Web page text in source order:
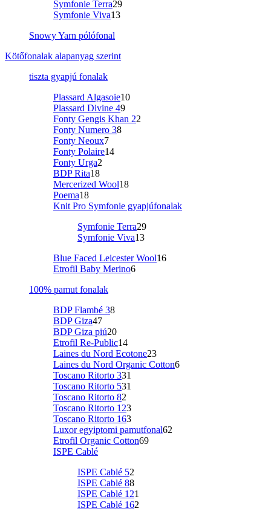
Symfonie Terra29
Symfonie Viva13
Snowy Yarn pólófonal
Kötőfonalak alapanyag szerint
tiszta gyapjú fonalak
Plassard Algasoie10
Plassard Divine 49
Fonty Gengis Khan 22
Fonty Numero 38
Fonty Neoux7
Fonty Polaire14
Fonty Urga2
BDP Rita18
Mercerized Wool18
Poema18
Knit Pro Symfonie gyapjúfonalak
Symfonie Terra29
Symfonie Viva13
Blue Faced Leicester Wool16
Etrofil Baby Merino6
100% pamut fonalak
BDP Flambé 38
BDP Giza47
BDP Giza piú20
Etrofil Re-Public14
Laines du Nord Ecotone23
Laines du Nord Organic Cotton6
Toscano Ritorto 331
Toscano Ritorto 531
Toscano Ritorto 82
Toscano Ritorto 123
Toscano Ritorto 163
Luxor egyiptomi pamutfonal62
Etrofil Organic Cotton69
ISPE Cablé
ISPE Cablé 52
ISPE Cablé 88
ISPE Cablé 121
ISPE Cablé 162